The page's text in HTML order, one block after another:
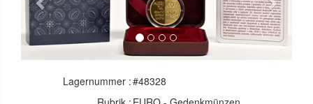
Previous Next
Lagernummer :#48328